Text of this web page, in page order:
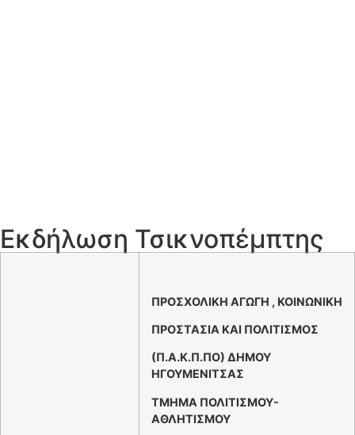
Εκδήλωση Τσικνοπέμπτης
ΠΡΟΣΧΟΛΙΚΗ ΑΓΩΓΗ , ΚΟΙΝΩΝΙΚΗ
ΠΡΟΣΤΑΣΙΑ ΚΑΙ ΠΟΛΙΤΙΣΜΟΣ
(Π.Α.Κ.Π.ΠΟ) ΔΗΜΟΥ
ΗΓΟΥΜΕΝΙΤΣΑΣ
ΤΜΗΜΑ ΠΟΛΙΤΙΣΜΟΥ-
ΑΘΛΗΤΙΣΜΟΥ